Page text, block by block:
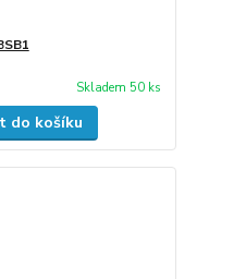
Skladem 50 ks
do košíku